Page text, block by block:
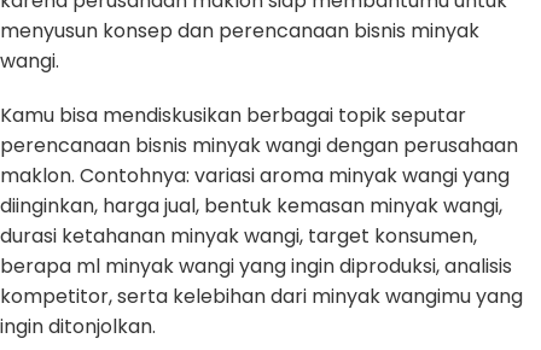
menyusun konsep dan perencanaan bisnis minyak
wangi.
Kamu bisa mendiskusikan berbagai topik seputar
perencanaan bisnis minyak wangi dengan perusahaan
maklon. Contohnya: variasi aroma minyak wangi yang
diinginkan, harga jual, bentuk kemasan minyak wangi,
durasi ketahanan minyak wangi, target konsumen,
berapa ml minyak wangi yang ingin diproduksi, analisis
kompetitor, serta kelebihan dari minyak wangimu yang
ingin ditonjolkan.